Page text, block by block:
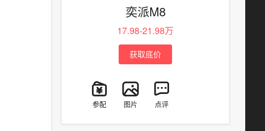
奕派M8
17.98-21.98万
获取底价
参配 图片 点评